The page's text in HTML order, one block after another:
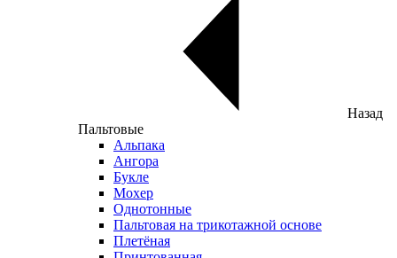
Назад
Пальтовые
Альпака
Ангора
Букле
Мохер
Однотонные
Пальтовая на трикотажной основе
Плетёная